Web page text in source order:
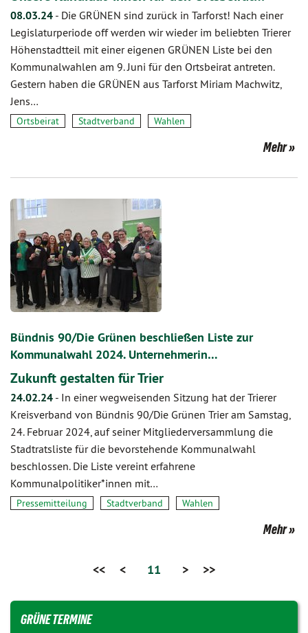
08.03.24 - Die GRÜNEN sind zurück in Tarforst! Nach einer
Legislaturperiode off werden wir wieder im beliebten Trierer
Höhenstadtteil mit einer eigenen GRÜNEN Liste bei den
Kommunalwahlen am 9. Juni für den Ortsbeirat antreten.
Gestern haben die GRÜNEN aus Tarforst Miriam Machwitz,
Jens…
Ortsbeirat Stadtverband Wahlen
Mehr
Bündnis 90/Die Grünen beschließen Liste zur
Kommunalwahl 2024. Unternehmerin…
Zukunft gestalten für Trier
24.02.24 - In einer wegweisenden Sitzung hat der Trierer
Kreisverband von Bündnis 90/Die Grünen Trier am Samstag,
24. Februar 2024, auf seiner Mitgliederversammlung die
Stadtratsliste für die bevorstehende Kommunalwahl
beschlossen. Die Liste vereint erfahrene
Kommunalpolitiker*innen mit…
Pressemitteilung Stadtverband Wahlen
Mehr
<< < 11 > >>
GRÜNE TERMINE